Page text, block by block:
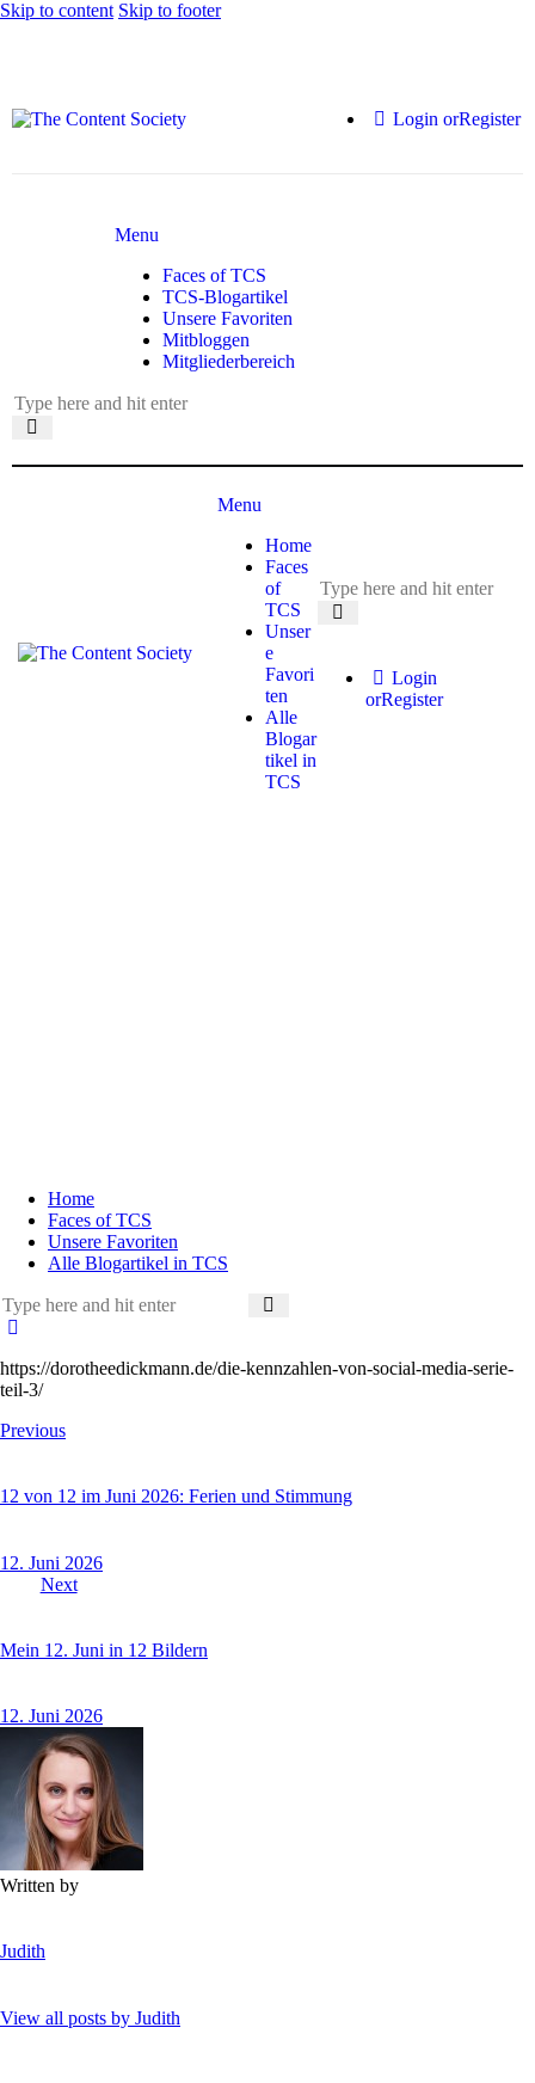
Skip to content Skip to footer
Login orRegister
Menu
Faces of TCS
TCS-Blogartikel
Unsere Favoriten
Mitbloggen
Mitgliederbereich
Menu
Home
Faces
of
TCS
Unser
e
Favori
ten
Alle
Blogar
tikel in
TCS
Login
orRegister
Home
Faces of TCS
Unsere Favoriten
Alle Blogartikel in TCS
https://dorotheedickmann.de/die-kennzahlen-von-social-media-serie-
teil-3/
Previous
12 von 12 im Juni 2026: Ferien und Stimmung
12. Juni 2026
Next
Mein 12. Juni in 12 Bildern
12. Juni 2026
Written by
Judith
View all posts by Judith